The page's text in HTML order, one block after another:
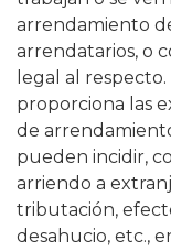
arrendamiento
arrendatarios, o
legal al
proporciona las
de
pueden incidir,
arriendo a
tributación,
desahucio, etc.,